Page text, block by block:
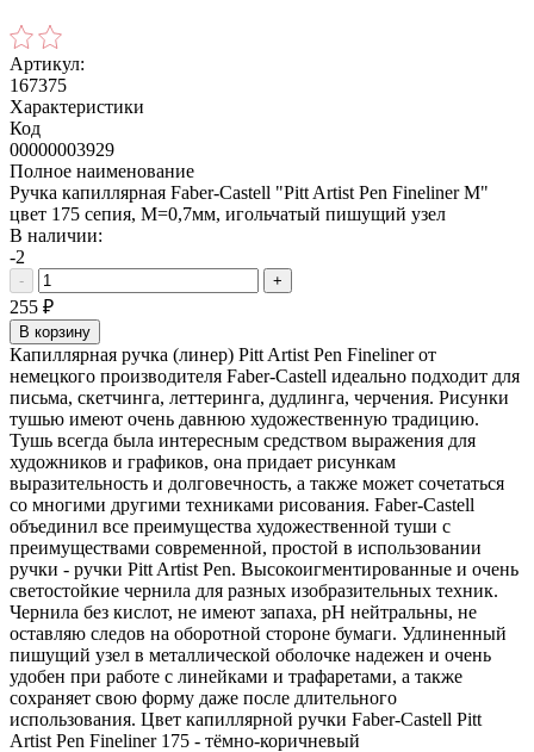
Артикул:
167375
Характеристики
Код
00000003929
Полное наименование
Ручка капиллярная Faber-Castell "Pitt Artist Pen Fineliner M"
цвет 175 сепия, М=0,7мм, игольчатый пишущий узел
В наличии:
-2
- +
255 ₽
В корзину
Капиллярная ручка (линер) Pitt Artist Pen Fineliner от
немецкого производителя Faber-Castell идеально подходит для
письма, скетчинга, леттеринга, дудлинга, черчения. Рисунки
тушью имеют очень давнюю художественную традицию.
Тушь всегда была интересным средством выражения для
художников и графиков, она придает рисункам
выразительность и долговечность, а также может сочетаться
со многими другими техниками рисования. Faber-Castell
объединил все преимущества художественной туши с
преимуществами современной, простой в использовании
ручки - ручки Pitt Artist Pen. Высокоигментированные и очень
светостойкие чернила для разных изобразительных техник.
Чернила без кислот, не имеют запаха, рН нейтральны, не
оставляю следов на оборотной стороне бумаги. Удлиненный
пишущий узел в металлической оболочке надежен и очень
удобен при работе с линейками и трафаретами, а также
сохраняет свою форму даже после длительного
использования. Цвет капиллярной ручки Faber-Castell Pitt
Artist Pen Fineliner 175 - тёмно-коричневый